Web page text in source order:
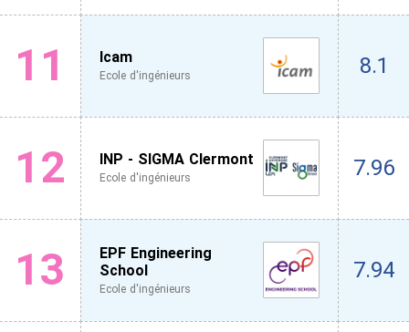
11 Icam
Ecole d'ingénieurs 8.1
12 INP - SIGMA Clermont
Ecole d'ingénieurs 7.96
13
EPF Engineering
School
Ecole d'ingénieurs
7.94